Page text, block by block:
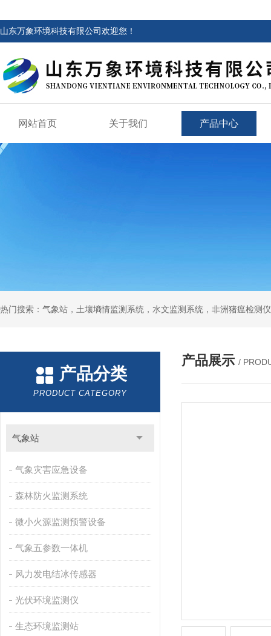
山东万象环境科技有限公司欢迎您！
网站首页 关于我们 产品中心
热门搜索：气象站，土壤墒情监测系统，水文监测系统，非洲猪瘟检测
产品分类
PRODUCT CATEGORY
气象站
气象灾害应急设备
森林防火监测系统
微小火源监测预警设备
气象五参数一体机
风力发电结冰传感器
光伏环境监测仪
生态环境监测站
产品展示 /